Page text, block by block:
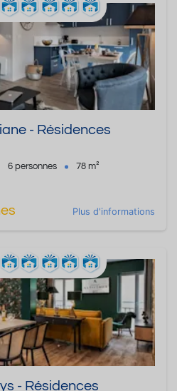
- Résidences
6 personnes 78 m²
Plus d'informations
- Résidences